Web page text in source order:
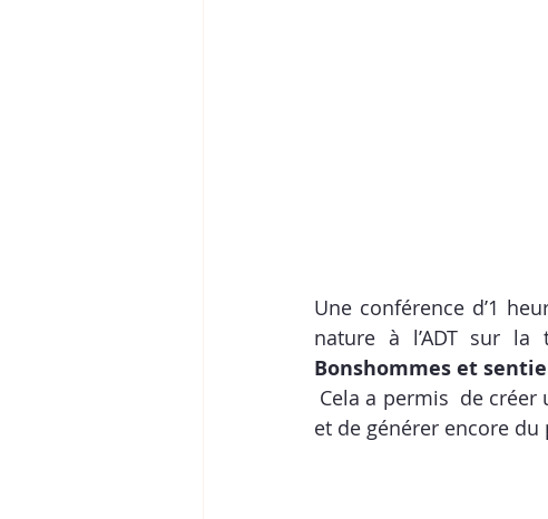
Une conférence d’1
nature à l’ADT sur la
Bonshommes et
et de générer encore